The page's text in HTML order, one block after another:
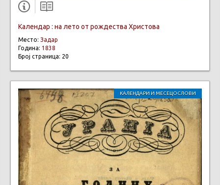
Календар : на лето от рождества Христова
Место: Задар
Година: 1838
Број страница: 20
КАЛЕНДАРИ И МЕСЕЦОСЛОВИ